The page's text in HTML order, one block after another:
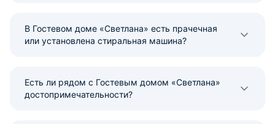
В Гостевом доме «Светлана» есть прачечная
или установлена стиральная машина?
Есть ли рядом с Гостевым домом «Светлана»
достопримечательности?